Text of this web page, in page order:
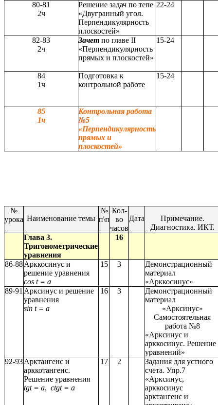
80-81
2ч
Решение задач по тепе
«Двугранный угол.
Перпендикулярность
плоскостей»
22-24
82-83
2ч
Зачет по главе II
«Перпендикулярность
прямых и плоскостей»
15-24
84
1ч
Подготовка к
контрольной работе
15-24
85
1ч
Контрольная работа
№5
«Перпендикулярность
прямых и
плоскостей»
№
урока Наименование темы
№
п\п
Кол-
во
часов
Дата
Примечание.
Диагностика. ИКТ.
Глава 3.
Тригонометрические
уравнения
16
86-88Арккосинус и
решение уравнения
cos t = a
15 3
Демонстрационный
материал
«Арккосинус»
89-91Арксинус и решение
уравнения
sin t = a
16 3
Демонстрационный
материал
«Арксинус»
Самостоятельная
работа №8
«Арксинус и
арккосинус. Решение
уравнений»
92-93Арктангенс и
арккотангенс.
Решение уравнения
tgt = a, ctgt = a
17 2
Задания для устного
счета. Упр.7
«Арксинус,
арккосинус
арктангенс и